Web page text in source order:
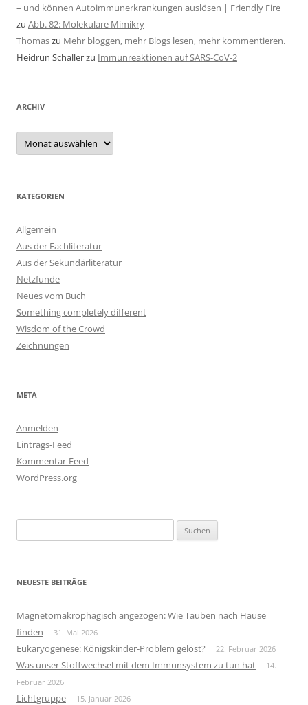
– und können Autoimmunerkrankungen auslösen | Friendly Fire
zu Abb. 82: Molekulare Mimikry
Thomaszu Mehr bloggen, mehr Blogs lesen, mehr kommentieren.
Heidrun Schallerzu Immunreaktionen auf SARS-CoV-2
ARCHIV
Archiv
KATEGORIEN
Allgemein
Aus der Fachliteratur
Aus der Sekundärliteratur
Netzfunde
Neues vom Buch
Something completely different
Wisdom of the Crowd
Zeichnungen
META
Anmelden
Eintrags-Feed
Kommentar-Feed
WordPress.org
nach:
NEUESTE BEITRÄGE
Magnetomakrophagisch angezogen: Wie Tauben nach Hause
finden
31. Mai 2026
Eukaryogenese: Königskinder-Problem gelöst? 22. Februar 2026
Was unser Stoffwechsel mit dem Immunsystem zu tun hat
14.
Februar 2026
Lichtgruppe 15. Januar 2026